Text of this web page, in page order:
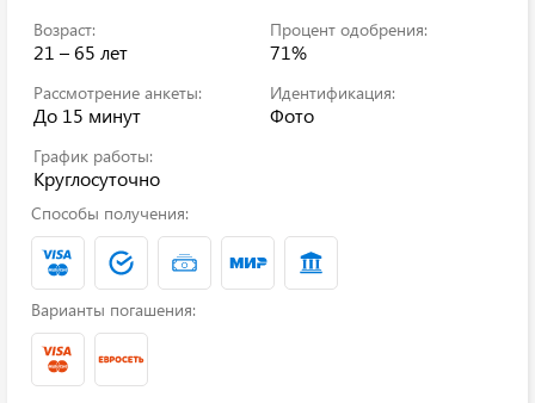
Возраст:
21 – 65 лет
Процент одобрения:
71%
Рассмотрение анкеты:
До 15 минут
Идентификация:
Фото
График работы:
Круглосуточно
Способы получения:
Варианты погашения: